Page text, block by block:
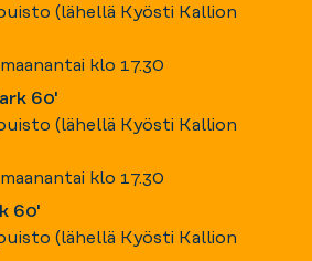
(lähellä Kyösti Kallion
klo 17.30
60'
(lähellä Kyösti Kallion
klo 17.30
60'
(lähellä Kyösti Kallion